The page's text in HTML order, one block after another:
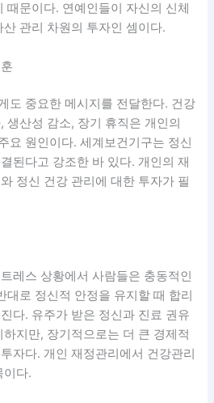
때문이다. 연예인들이 자신의 신체
관리 차원의 투자인 셈이다.
도 중요한 메시지를 전달한다. 건강
생산성 감소, 장기 휴직은 개인의
요 원인이다. 세계보건기구는 정신
된다고 강조한 바 있다. 개인의 재
정신 건강 관리에 대한 투자가 필
레스 상황에서 사람들은 충동적인
대로 정신적 안정을 유지할 때 합리
다. 유주가 받은 정신과 진료 권유
지만, 장기적으로는 더 큰 경제적
자다. 개인 재정관리에서 건강관리
이다.